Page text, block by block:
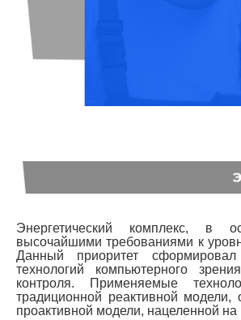
Энергетический комплекс, в
высочайшими требованиями к
Данный приоритет
технологий компьютерного
контроля. Применяемые
традиционной реактивной
проактивной модели, нацеленной